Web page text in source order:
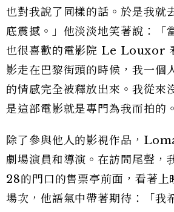
也對我說了同樣的話。於是我就
底震撼。」他淡淡地笑著說：「
也很喜歡的電影院 Le Louxor
影走在巴黎街頭的時候，我一個
的情感完全被釋放出來。我從來
是這部電影就是專門為我而拍的
除了參與他人的影視作品，
劇場演員和導演。在訪問尾聲
28的門口的售票亭前面，看著上
場次，他語氣中帶著期待：「我